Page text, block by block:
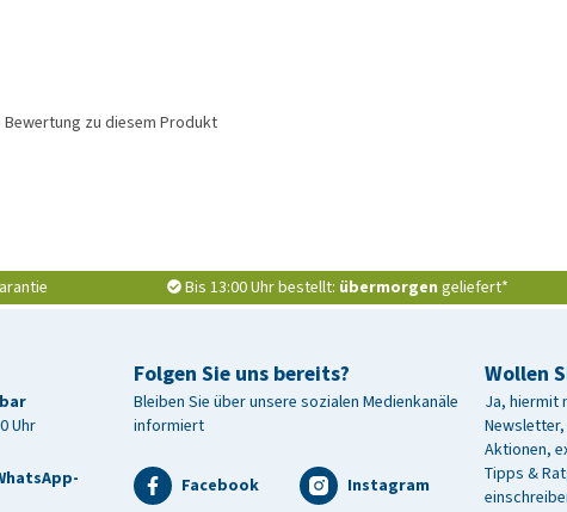
Bewertung zu diesem Produkt
Bis 13:00 Uhr bestellt: übermorgen geliefert*
Uhr
Wollen
Ja, hiermit
Aktionen,
Tipps &
Folgen Sie uns bereits?
Bleiben Sie über unsere sozialen Medienkanäle
informiert
Facebook Instagram